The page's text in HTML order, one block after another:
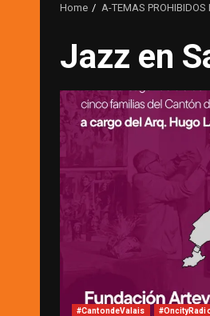
Home A-TEMAS PROHIBIDOS
Jazz en
#CantondeValais